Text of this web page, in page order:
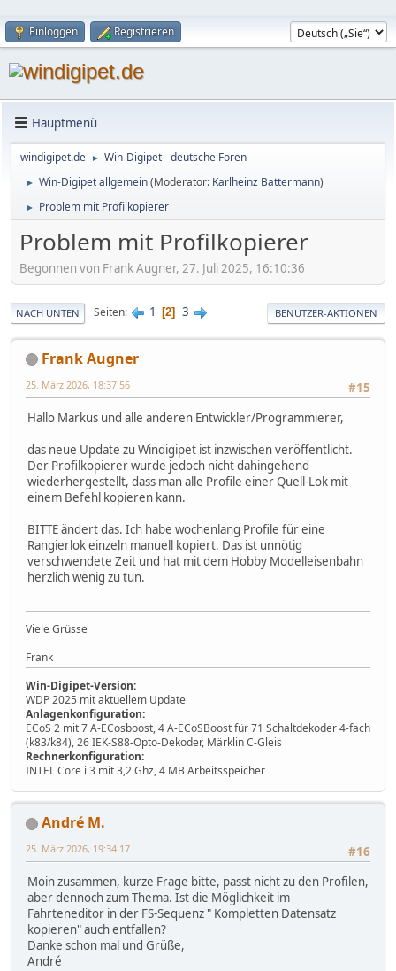
Einloggen Registrieren
Hauptmenü
windigipet.de ► Win-Digipet - deutsche Foren
► Win-Digipet allgemein(Moderator: Karlheinz Battermann)
► Problem mit Profilkopierer
Problem mit Profilkopierer
Begonnen von Frank Augner, 27. Juli 2025, 16:10:36
NACH UNTEN Seiten 1 2 3 BENUTZER-AKTIONEN
Frank Augner
#15
25. März 2026, 18:37:56
Hallo Markus und alle anderen Entwickler/Programmierer,
das neue Update zu Windigipet ist inzwischen veröffentlicht.
Der Profilkopierer wurde jedoch nicht dahingehend
wiederhergestellt, dass man alle Profile einer Quell-Lok mit
einem Befehl kopieren kann.
BITTE ändert das. Ich habe wochenlang Profile für eine
Rangierlok einzeln manuell kopiert. Das ist unnötig
verschwendete Zeit und hat mit dem Hobby Modelleisenbahn
herzlich wenig zu tun.
Viele Grüsse
Frank
Win-Digipet-Version:
WDP 2025 mit aktuellem Update
Anlagenkonfiguration:
ECoS 2 mit 7 A-ECosboost, 4 A-ECoSBoost für 71 Schaltdekoder 4-fach
(k83/k84), 26 IEK-S88-Opto-Dekoder, Märklin C-Gleis
Rechnerkonfiguration:
INTEL Core i 3 mit 3,2 Ghz, 4 MB Arbeitsspeicher
André M.
#16
25. März 2026, 19:34:17
Moin zusammen, kurze Frage bitte, passt nicht zu den Profilen,
aber dennoch zum Thema. Ist die Möglichkeit im
Fahrteneditor in der FS-Sequenz " Kompletten Datensatz
kopieren" auch entfallen?
Danke schon mal und Grüße,
André